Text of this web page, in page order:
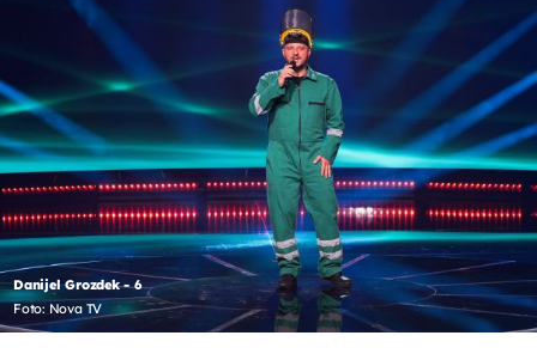
Danijel Grozdek - 6
Foto: Nova TV